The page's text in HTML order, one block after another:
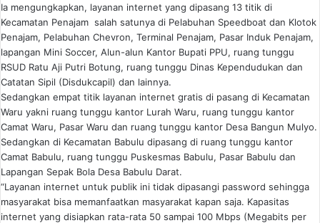
Ia mengungkapkan, layanan internet yang dipasang 13 titik di
Kecamatan Penajam salah satunya di Pelabuhan Speedboat dan Klotok
Penajam, Pelabuhan Chevron, Terminal Penajam, Pasar Induk Penajam,
lapangan Mini Soccer, Alun-alun Kantor Bupati PPU, ruang tunggu
RSUD Ratu Aji Putri Botung, ruang tunggu Dinas Kependudukan dan
Catatan Sipil (Disdukcapil) dan lainnya.
Sedangkan empat titik layanan internet gratis di pasang di Kecamatan
Waru yakni ruang tunggu kantor Lurah Waru, ruang tunggu kantor
Camat Waru, Pasar Waru dan ruang tunggu kantor Desa Bangun Mulyo.
Sedangkan di Kecamatan Babulu dipasang di ruang tunggu kantor
Camat Babulu, ruang tunggu Puskesmas Babulu, Pasar Babulu dan
Lapangan Sepak Bola Desa Babulu Darat.
“Layanan internet untuk publik ini tidak dipasangi password sehingga
masyarakat bisa memanfaatkan masyarakat kapan saja. Kapasitas
internet yang disiapkan rata-rata 50 sampai 100 Mbps (Megabits per